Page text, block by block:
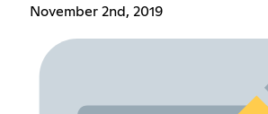
November 2nd, 2019